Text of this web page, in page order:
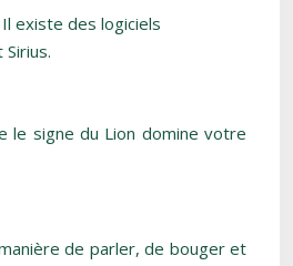
existe des logiciels
le signe du Lion domine votre
de parler, de bouger et